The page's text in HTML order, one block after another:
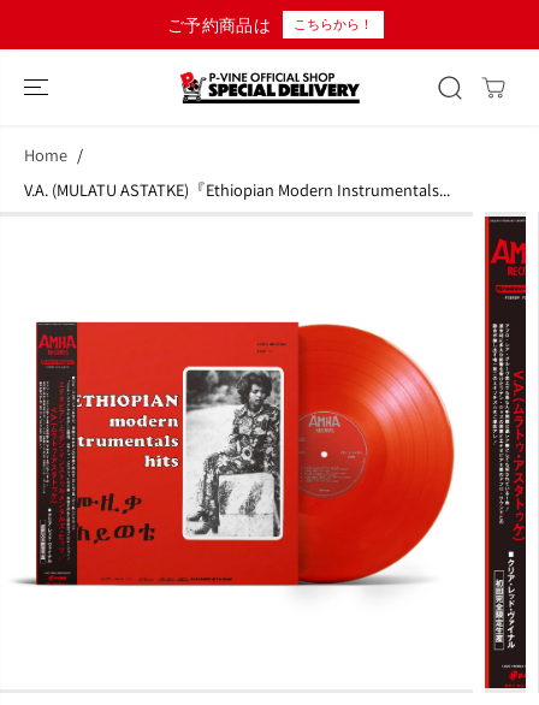
ご予約商品は こちらから！
Home
V.A. (MULATU ASTATKE)『Ethiopian Modern Instrumentals...